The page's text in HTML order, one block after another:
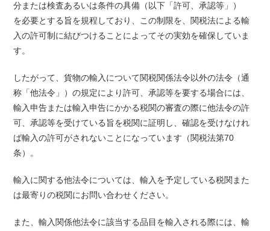
分または検査あるいは条件の具備（以下「許可、承認等」）
を必要とする旨を規程しており、この制限を、関税法による輸
入の許可制に結びつけることによってその実効を確保していま
す。
したがって、貨物の輸入について関税関係法令以外の法令（通
称「他法令」）の規定により許可、承認等を要する場合には、
輸入申告または輸入申告にかかる税関の審査の際に他法令の許
可、承認等を受けている旨を税関に証明し、確認を受けなけれ
ば輸入の許可がされないことになっています（関税法第70
条）。
輸入に関する他法令については、輸入を予定している税関また
は最寄りの税関にお問い合わせください。
また、輸入関係他法令に該当する品目を輸入される際には、輸